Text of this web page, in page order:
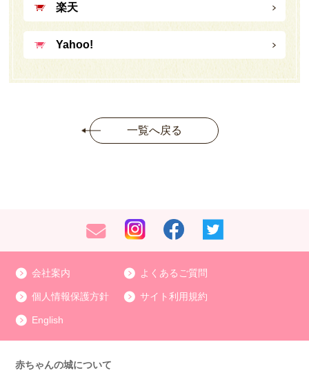
楽天
Yahoo!
一覧へ戻る
会社案内 よくあるご質問
個人情報保護方針 サイト利用規約
English
赤ちゃんの城について